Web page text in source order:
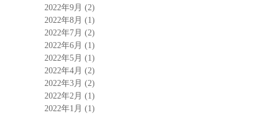
2022年9月 (2)
2022年8月 (1)
2022年7月 (2)
2022年6月 (1)
2022年5月 (1)
2022年4月 (2)
2022年3月 (2)
2022年2月 (1)
2022年1月 (1)